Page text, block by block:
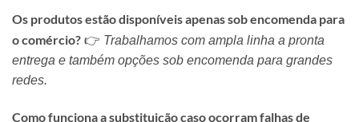
Os produtos estão disponíveis apenas sob encomenda para
o comércio? 👉 Trabalhamos com ampla linha a pronta
entrega e também opções sob encomenda para grandes
redes.
Como funciona a substituição caso ocorram falhas de